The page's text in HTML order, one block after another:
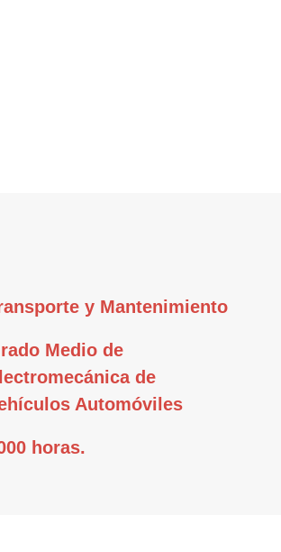
y Mantenimiento
Medio de
de
Automóviles
horas.